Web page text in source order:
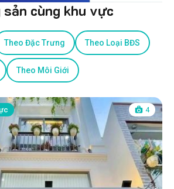
cùng khu vực
Theo Đặc Trưng Theo Loại BĐS
Theo Môi Giới
4